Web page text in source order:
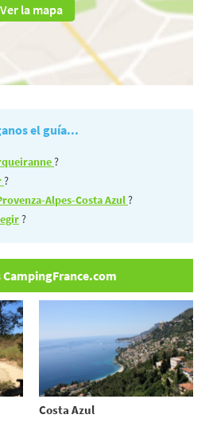
Ver la mapa
el guía...
?
?
Alpes-Costa Azul?
?
CampingFrance.com
Costa Azul